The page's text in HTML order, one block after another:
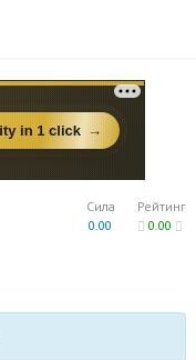
Рейтинг
0.00
Сила
0.00